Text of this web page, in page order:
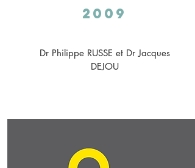
2009
Dr Philippe RUSSE et Dr Jacques
DEJOU